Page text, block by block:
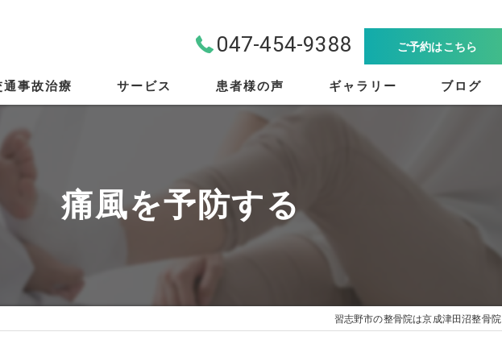
047-454-9388 ご予約はこちら
通事故治療 サービス
スポーツ外傷
骨盤矯正
患者様の声 ギャラリー ブログ
痛風を予防する
習志野市の整骨院は京成津田沼整骨院